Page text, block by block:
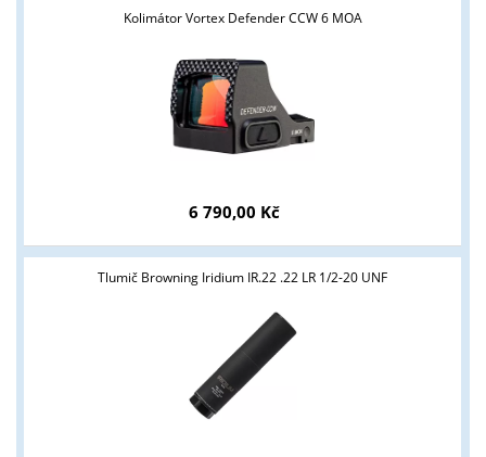
Kolimátor Vortex Defender CCW 6 MOA
6 790,00 Kč
Tlumič Browning Iridium IR.22 .22 LR 1/2-20 UNF